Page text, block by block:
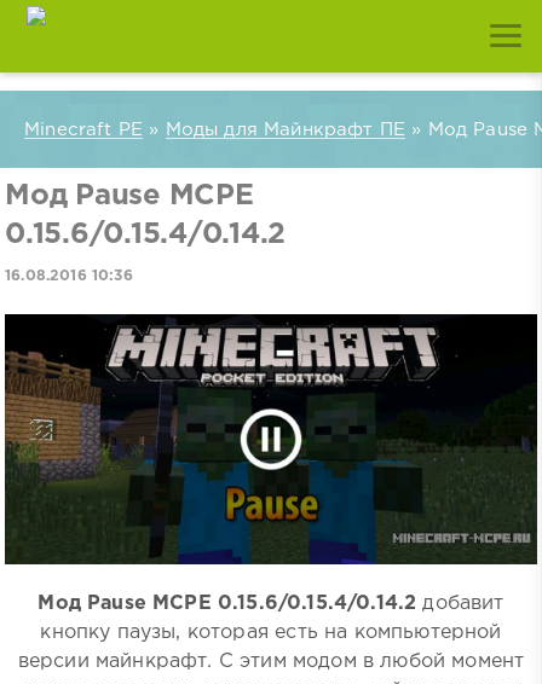
Minecraft PE » Моды для Майнкрафт ПЕ » Мод Pause
Мод Pause MCPE
0.15.6/0.15.4/0.14.2
16.08.2016 10:36
Мод Pause MCPE 0.15.6/0.15.4/0.14.2 добавит
кнопку паузы, которая есть на компьютерной
версии майнкрафт. С этим модом в любой момент